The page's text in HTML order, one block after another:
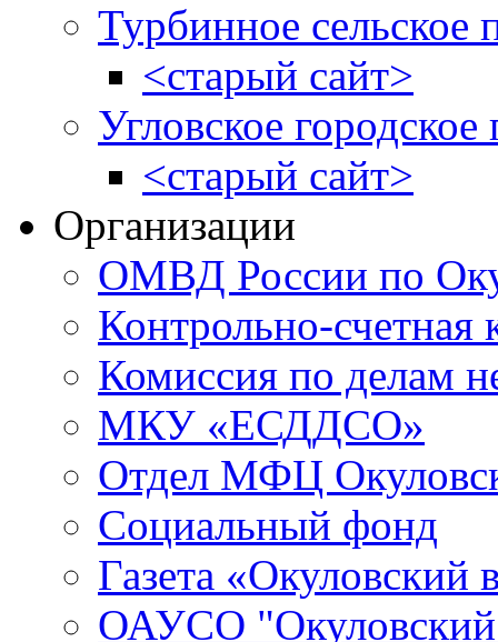
Турбинное сельское
<старый сайт>
Угловское городское
<старый сайт>
Организации
ОМВД России по
Контрольно-счетная
Комиссия по делам
МКУ «ЕСДДСО»
Отдел МФЦ
Социальный фонд
Газета «Окуловский
ОАУСО